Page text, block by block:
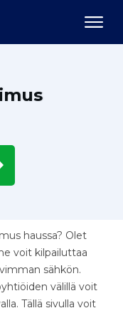
haussa? Olet
voit kilpailuttaa
sähkön.
välillä voit
Tällä sivulla voit